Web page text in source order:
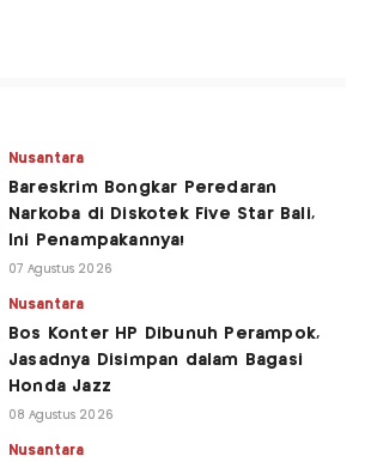
Nusantara
Bareskrim Bongkar Peredaran
Narkoba di Diskotek Five Star Bali,
Ini Penampakannya!
07 Agustus 2026
Nusantara
Bos Konter HP Dibunuh Perampok,
Jasadnya Disimpan dalam Bagasi
Honda Jazz
08 Agustus 2026
Nusantara